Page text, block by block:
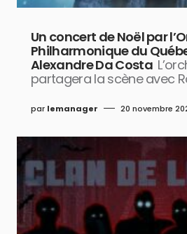
Un concert de Noël par
Philharmonique du
Alexandre Da Costa
partagera la scène avec
par lemanager 20 novembre